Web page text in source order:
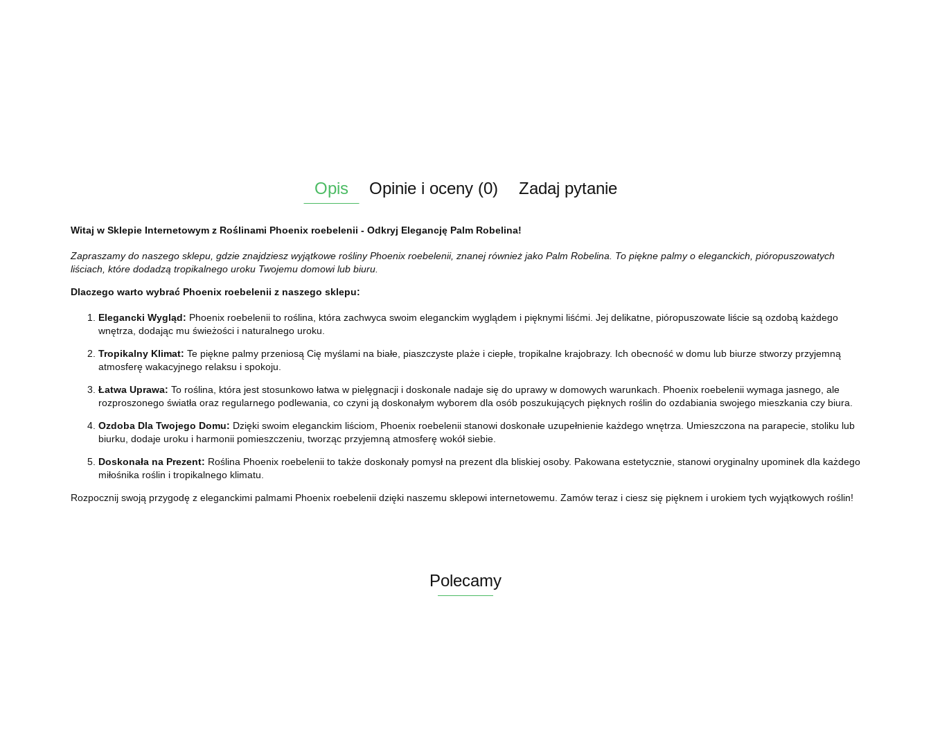
Opis Opinie i oceny (0) Zadaj pytanie
Witaj w Sklepie Internetowym z Roślinami Phoenix roebelenii - Odkryj Elegancję Palm Robelina!
Zapraszamy do naszego sklepu, gdzie znajdziesz wyjątkowe rośliny Phoenix roebelenii, znanej również jako Palm Robelina. To piękne palmy o eleganckich, pióropuszowatych
liściach, które dodadzą tropikalnego uroku Twojemu domowi lub biuru.
Dlaczego warto wybrać Phoenix roebelenii z naszego sklepu:
Elegancki Wygląd: Phoenix roebelenii to roślina, która zachwyca swoim eleganckim wyglądem i pięknymi liśćmi. Jej delikatne, pióropuszowate liście są ozdobą każdego
wnętrza, dodając mu świeżości i naturalnego uroku.
Tropikalny Klimat: Te piękne palmy przeniosą Cię myślami na białe, piaszczyste plaże i ciepłe, tropikalne krajobrazy. Ich obecność w domu lub biurze stworzy przyjemną
atmosferę wakacyjnego relaksu i spokoju.
Łatwa Uprawa: To roślina, która jest stosunkowo łatwa w pielęgnacji i doskonale nadaje się do uprawy w domowych warunkach. Phoenix roebelenii wymaga jasnego, ale
rozproszonego światła oraz regularnego podlewania, co czyni ją doskonałym wyborem dla osób poszukujących pięknych roślin do ozdabiania swojego mieszkania czy biura.
Ozdoba Dla Twojego Domu: Dzięki swoim eleganckim liściom, Phoenix roebelenii stanowi doskonałe uzupełnienie każdego wnętrza. Umieszczona na parapecie, stoliku lub
biurku, dodaje uroku i harmonii pomieszczeniu, tworząc przyjemną atmosferę wokół siebie.
Doskonała na Prezent: Roślina Phoenix roebelenii to także doskonały pomysł na prezent dla bliskiej osoby. Pakowana estetycznie, stanowi oryginalny upominek dla każdego
miłośnika roślin i tropikalnego klimatu.
Rozpocznij swoją przygodę z eleganckimi palmami Phoenix roebelenii dzięki naszemu sklepowi internetowemu. Zamów teraz i ciesz się pięknem i urokiem tych wyjątkowych roślin!
Polecamy